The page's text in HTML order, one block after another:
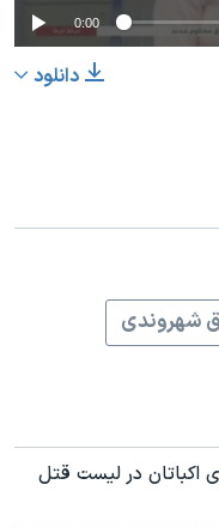
0:00
دانلود
شهروندی
اکباتان در لیست قتل